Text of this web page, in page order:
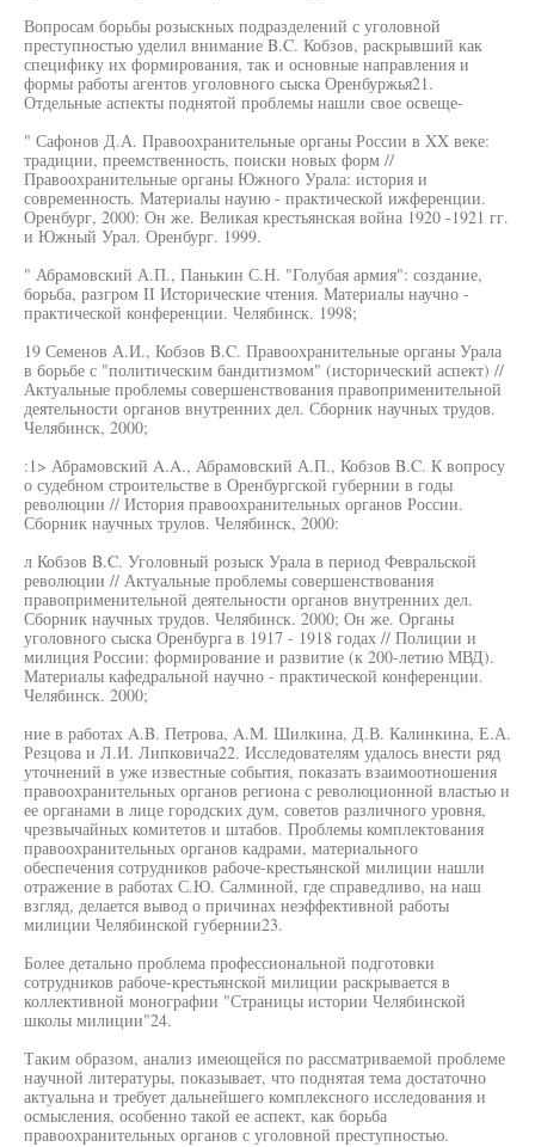
Вопросам борьбы розыскных подразделений с уголовной
преступностью уделил внимание B.C. Кобзов, раскрывший как
специфику их формирования, так и основные направления и
формы работы агентов уголовного сыска Оренбуржья21.
Отдельные аспекты поднятой проблемы нашли свое освеще-
" Сафонов Д.А. Правоохранительные органы России в XX веке:
традиции, преемственность, поиски новых форм //
Правоохранительные органы Южного Урала: история и
современность. Материалы науию - практической ижференции.
Оренбург, 2000: Он же. Великая крестьянская война 1920 -1921 гг.
и Южный Урал. Оренбург. 1999.
" Абрамовский А.П., Панькин С.Н. "Голубая армия": создание,
борьба, разгром II Исторические чтения. Материалы научно -
практической конференции. Челябинск. 1998;
19 Семенов А.И., Кобзов B.C. Правоохранительные органы Урала
в борьбе с "политическим бандитизмом" (исторический аспект) //
Актуальные проблемы совершенствования правоприменительной
деятельности органов внутренних дел. Сборник научных трудов.
Челябинск, 2000;
:1> Абрамовский A.A., Абрамовский А.П., Кобзов B.C. К вопросу
о судебном строительстве в Оренбургской губернии в годы
революции // История правоохранительных органов России.
Сборник научных трулов. Челябинск, 2000:
л Кобзов B.C. Уголовный розыск Урала в период Февральской
революции // Актуальные проблемы совершенствования
правоприменительной деятельности органов внутренних дел.
Сборник научных трудов. Челябинск. 2000; Он же. Органы
уголовного сыска Оренбурга в 1917 - 1918 годах // Полиции и
милиция России: формирование и развитие (к 200-летию МВД).
Материалы кафедральной научно - практической конференции.
Челябинск. 2000;
ние в работах A.B. Петрова, A.M. Шилкина, Д.В. Калинкина, Е.А.
Резцова и Л.И. Липковича22. Исследователям удалось внести ряд
уточнений в уже известные события, показать взаимоотношения
правоохранительных органов региона с революционной властью и
ее органами в лице городских дум, советов различного уровня,
чрезвычайных комитетов и штабов. Проблемы комплектования
правоохранительных органов кадрами, материального
обеспечения сотрудников рабоче-крестьянской милиции нашли
отражение в работах С.Ю. Салминой, где справедливо, на наш
взгляд, делается вывод о причинах неэффективной работы
милиции Челябинской губернии23.
Более детально проблема профессиональной подготовки
сотрудников рабоче-крестьянской милиции раскрывается в
коллективной монографии "Страницы истории Челябинской
школы милиции"24.
Таким образом, анализ имеющейся по рассматриваемой проблеме
научной литературы, показывает, что поднятая тема достаточно
актуальна и требует дальнейшего комплексного исследования и
осмысления, особенно такой ее аспект, как борьба
правоохранительных органов с уголовной преступностью.